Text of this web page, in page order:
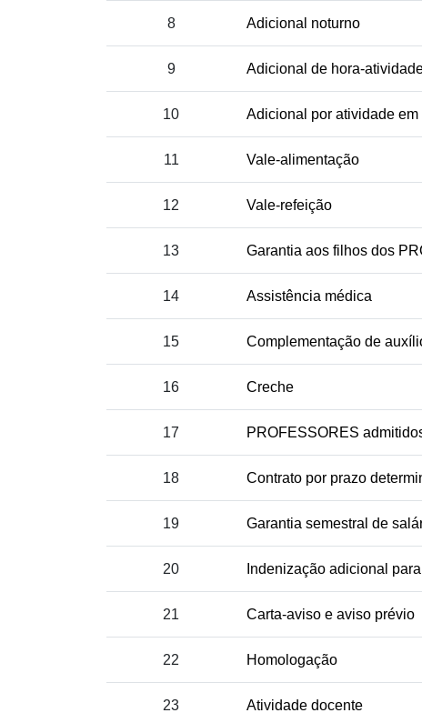
8 Adicional noturno
9 Adicional de hora-
10 Adicional por atividade
11 Vale-alimentação
12 Vale-refeição
13 Garantia aos filhos dos
14 Assistência médica
15 Complementação de
16 Creche
17 PROFESSORES
18 Contrato por prazo
19 Garantia semestral de
20 Indenização adicional
21 Carta-aviso e aviso prévio
22 Homologação
23 Atividade docente